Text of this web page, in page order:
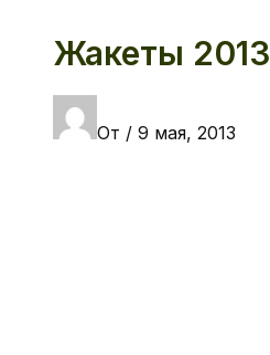
Жакеты 2013
От / 9 мая, 2013